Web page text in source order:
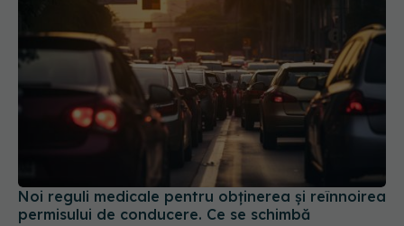
Noi reguli medicale pentru obținerea și reînnoirea
permisului de conducere. Ce se schimbă